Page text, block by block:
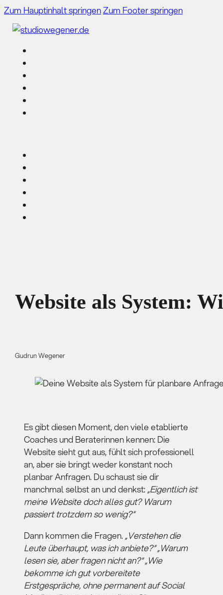
Zum Hauptinhalt springenZum Footer springen
Website als System:
Gudrun Wegener
Es gibt diesen Moment, den viele etablierte
Coaches und Beraterinnen kennen: Die
Website sieht gut aus, fühlt sich professionell
an, aber sie bringt weder konstant noch
planbar Anfragen. Du schaust sie dir
manchmal selbst an und denkst:„Eigentlich ist
meine Website doch alles gut? Warum
passiert trotzdem so wenig?“
Dann kommen die Fragen.„Verstehen die
Leute überhaupt, was ich anbiete?“ „Warum
lesen sie, aber fragen nicht an?“ „Wie
bekomme ich gut vorbereitete
Erstgespräche, ohne permanent auf Social